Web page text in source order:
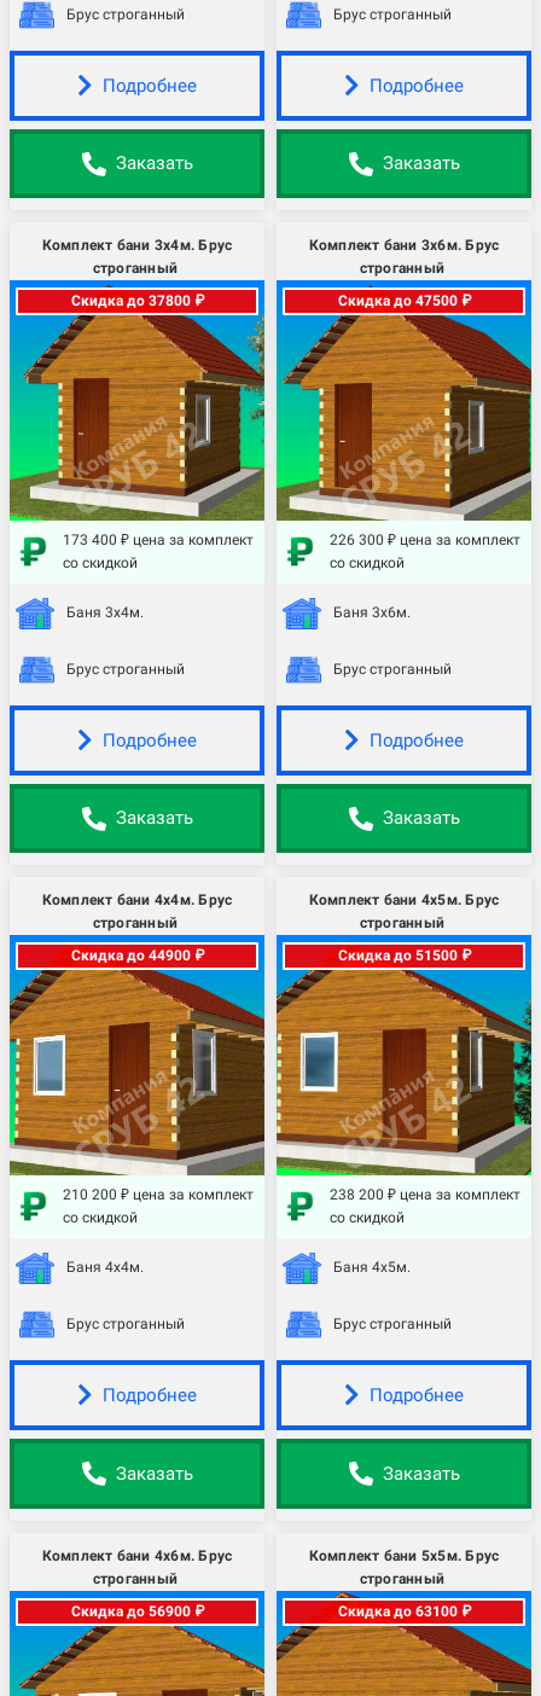
Брус строганный
Подробнее
Заказать
Брус строганный
Подробнее
Заказать
Комплект бани 3х4м. Брус
строганный
Скидка до 37800 ₽
173 400 ₽ цена за комплект
со скидкой
Баня 3х4м.
Брус строганный
Подробнее
Заказать
Комплект бани 3х6м. Брус
строганный
Скидка до 47500 ₽
226 300 ₽ цена за комплект
со скидкой
Баня 3х6м.
Брус строганный
Подробнее
Заказать
Комплект бани 4х4м. Брус
строганный
Скидка до 44900 ₽
210 200 ₽ цена за комплект
со скидкой
Баня 4х4м.
Брус строганный
Подробнее
Заказать
Комплект бани 4х5м. Брус
строганный
Скидка до 51500 ₽
238 200 ₽ цена за комплект
со скидкой
Баня 4х5м.
Брус строганный
Подробнее
Заказать
Комплект бани 4х6м. Брус
строганный
Скидка до 56900 ₽
Комплект бани 5х5м. Брус
строганный
Скидка до 63100 ₽